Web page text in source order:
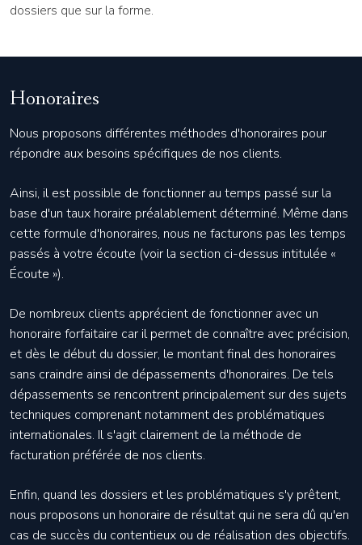
dossiers que sur la forme.
Honoraires
Nous proposons différentes méthodes d'honoraires pour
répondre aux besoins spécifiques de nos clients.
Ainsi, il est possible de fonctionner au temps passé sur la
base d'un taux horaire préalablement déterminé. Même dans
cette formule d'honoraires, nous ne facturons pas les temps
passés à votre écoute (voir la section ci-dessus intitulée «
Écoute »).
De nombreux clients apprécient de fonctionner avec un
honoraire forfaitaire car il permet de connaître avec précision,
et dès le début du dossier, le montant final des honoraires
sans craindre ainsi de dépassements d'honoraires. De tels
dépassements se rencontrent principalement sur des sujets
techniques comprenant notamment des problématiques
internationales. Il s'agit clairement de la méthode de
facturation préférée de nos clients.
Enfin, quand les dossiers et les problématiques s'y prêtent,
nous proposons un honoraire de résultat qui ne sera dû qu'en
cas de succès du contentieux ou de réalisation des objectifs.